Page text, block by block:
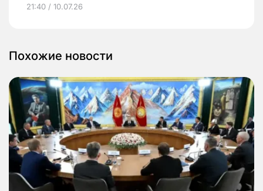
21:40 / 10.07.26
Похожие новости